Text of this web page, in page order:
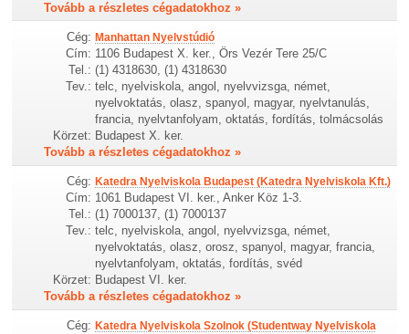
Tovább a részletes cégadatokhoz »
Cég: Manhattan Nyelvstúdió
Cím: 1106 Budapest X. ker., Örs Vezér Tere 25/C
Tel.: (1) 4318630, (1) 4318630
Tev.: telc, nyelviskola, angol, nyelvvizsga, német,
nyelvoktatás, olasz, spanyol, magyar, nyelvtanulás,
francia, nyelvtanfolyam, oktatás, fordítás, tolmácsolás
Körzet: Budapest X. ker.
Tovább a részletes cégadatokhoz »
Cég: Katedra Nyelviskola Budapest (Katedra Nyelviskola Kft.)
Cím: 1061 Budapest VI. ker., Anker Köz 1-3.
Tel.: (1) 7000137, (1) 7000137
Tev.: telc, nyelviskola, angol, nyelvvizsga, német,
nyelvoktatás, olasz, orosz, spanyol, magyar, francia,
nyelvtanfolyam, oktatás, fordítás, svéd
Körzet: Budapest VI. ker.
Tovább a részletes cégadatokhoz »
Cég: Katedra Nyelviskola Szolnok (Studentway Nyelviskola